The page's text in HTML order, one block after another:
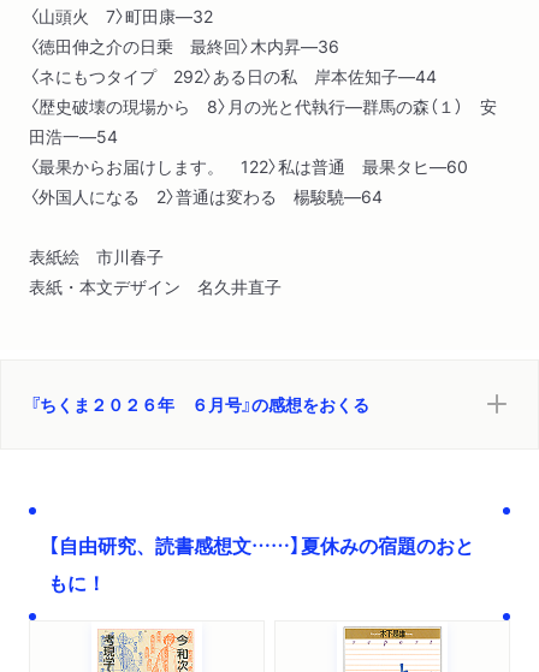
〈山頭火 7〉町田康―32
〈徳田伸之介の日乗 最終回〉木内昇―36
〈ネにもつタイプ 292〉ある日の私 岸本佐知子―44
〈歴史破壊の現場から 8〉月の光と代執行―群馬の森（１） 安
田浩一―54
〈最果からお届けします。 122〉私は普通 最果タヒ―60
〈外国人になる 2〉普通は変わる 楊駿驍―64
表紙絵 市川春子
表紙・本文デザイン 名久井直子
『ちくま２０２６年 ６月号』の感想をおくる
【自由研究、読書感想文……】夏休みの宿題のおと
もに！